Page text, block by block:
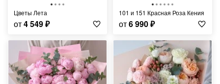
Цветы Лета
от4 549₽
101 и 151 Красная Роза Кения
от6 990₽